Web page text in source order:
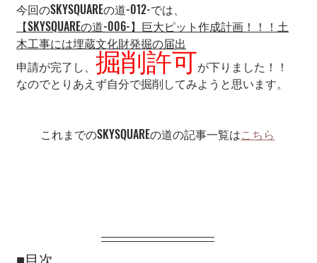
今回のSKYSQUAREの道-012-では、
【SKYSQUAREの道-006-】巨大ピット作成計画！！！土
木工事には埋蔵文化財発掘の届出
申請が完了し、掘削許可が下りました！！
なのでとりあえず自分で掘削してみようと思います。
これまでのSKYSQUAREの道の記事一覧はこちら
■目次